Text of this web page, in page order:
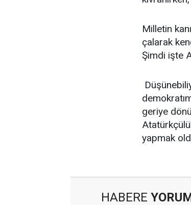
Milletin
çalarak
Şimdi işte
geriye
yapmak
HABERE